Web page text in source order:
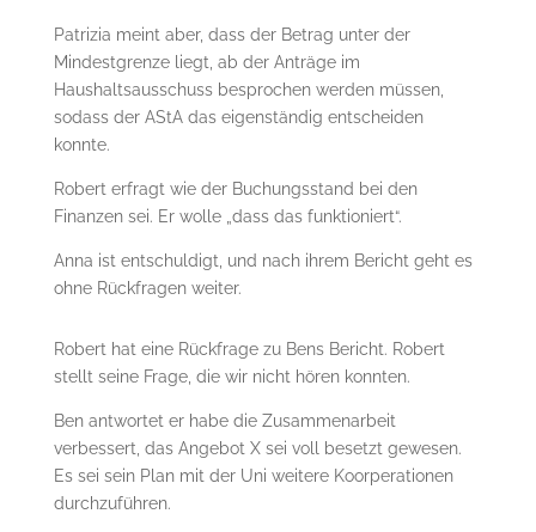
Patrizia meint aber, dass der Betrag unter der
Mindestgrenze liegt, ab der Anträge im
Haushaltsausschuss besprochen werden müssen,
sodass der AStA das eigenständig entscheiden
konnte.
Robert erfragt wie der Buchungsstand bei den
Finanzen sei. Er wolle „dass das funktioniert“.
Anna ist entschuldigt, und nach ihrem Bericht geht es
ohne Rückfragen weiter.
Robert hat eine Rückfrage zu Bens Bericht. Robert
stellt seine Frage, die wir nicht hören konnten.
Ben antwortet er habe die Zusammenarbeit
verbessert, das Angebot X sei voll besetzt gewesen.
Es sei sein Plan mit der Uni weitere Koorperationen
durchzuführen.